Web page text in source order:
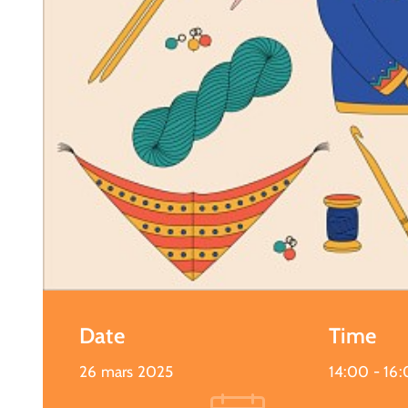
Date
26 mars 2025
Time
14:00 -